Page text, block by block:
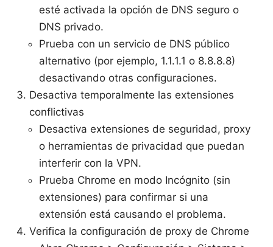
esté activada la opción de DNS seguro o
DNS privado.
Prueba con un servicio de DNS público
alternativo (por ejemplo, 1.1.1.1 o 8.8.8.8)
desactivando otras configuraciones.
Desactiva temporalmente las extensiones
conflictivas
Desactiva extensiones de seguridad, proxy
o herramientas de privacidad que puedan
interferir con la VPN.
Prueba Chrome en modo Incógnito (sin
extensiones) para confirmar si una
extensión está causando el problema.
Verifica la configuración de proxy de Chrome